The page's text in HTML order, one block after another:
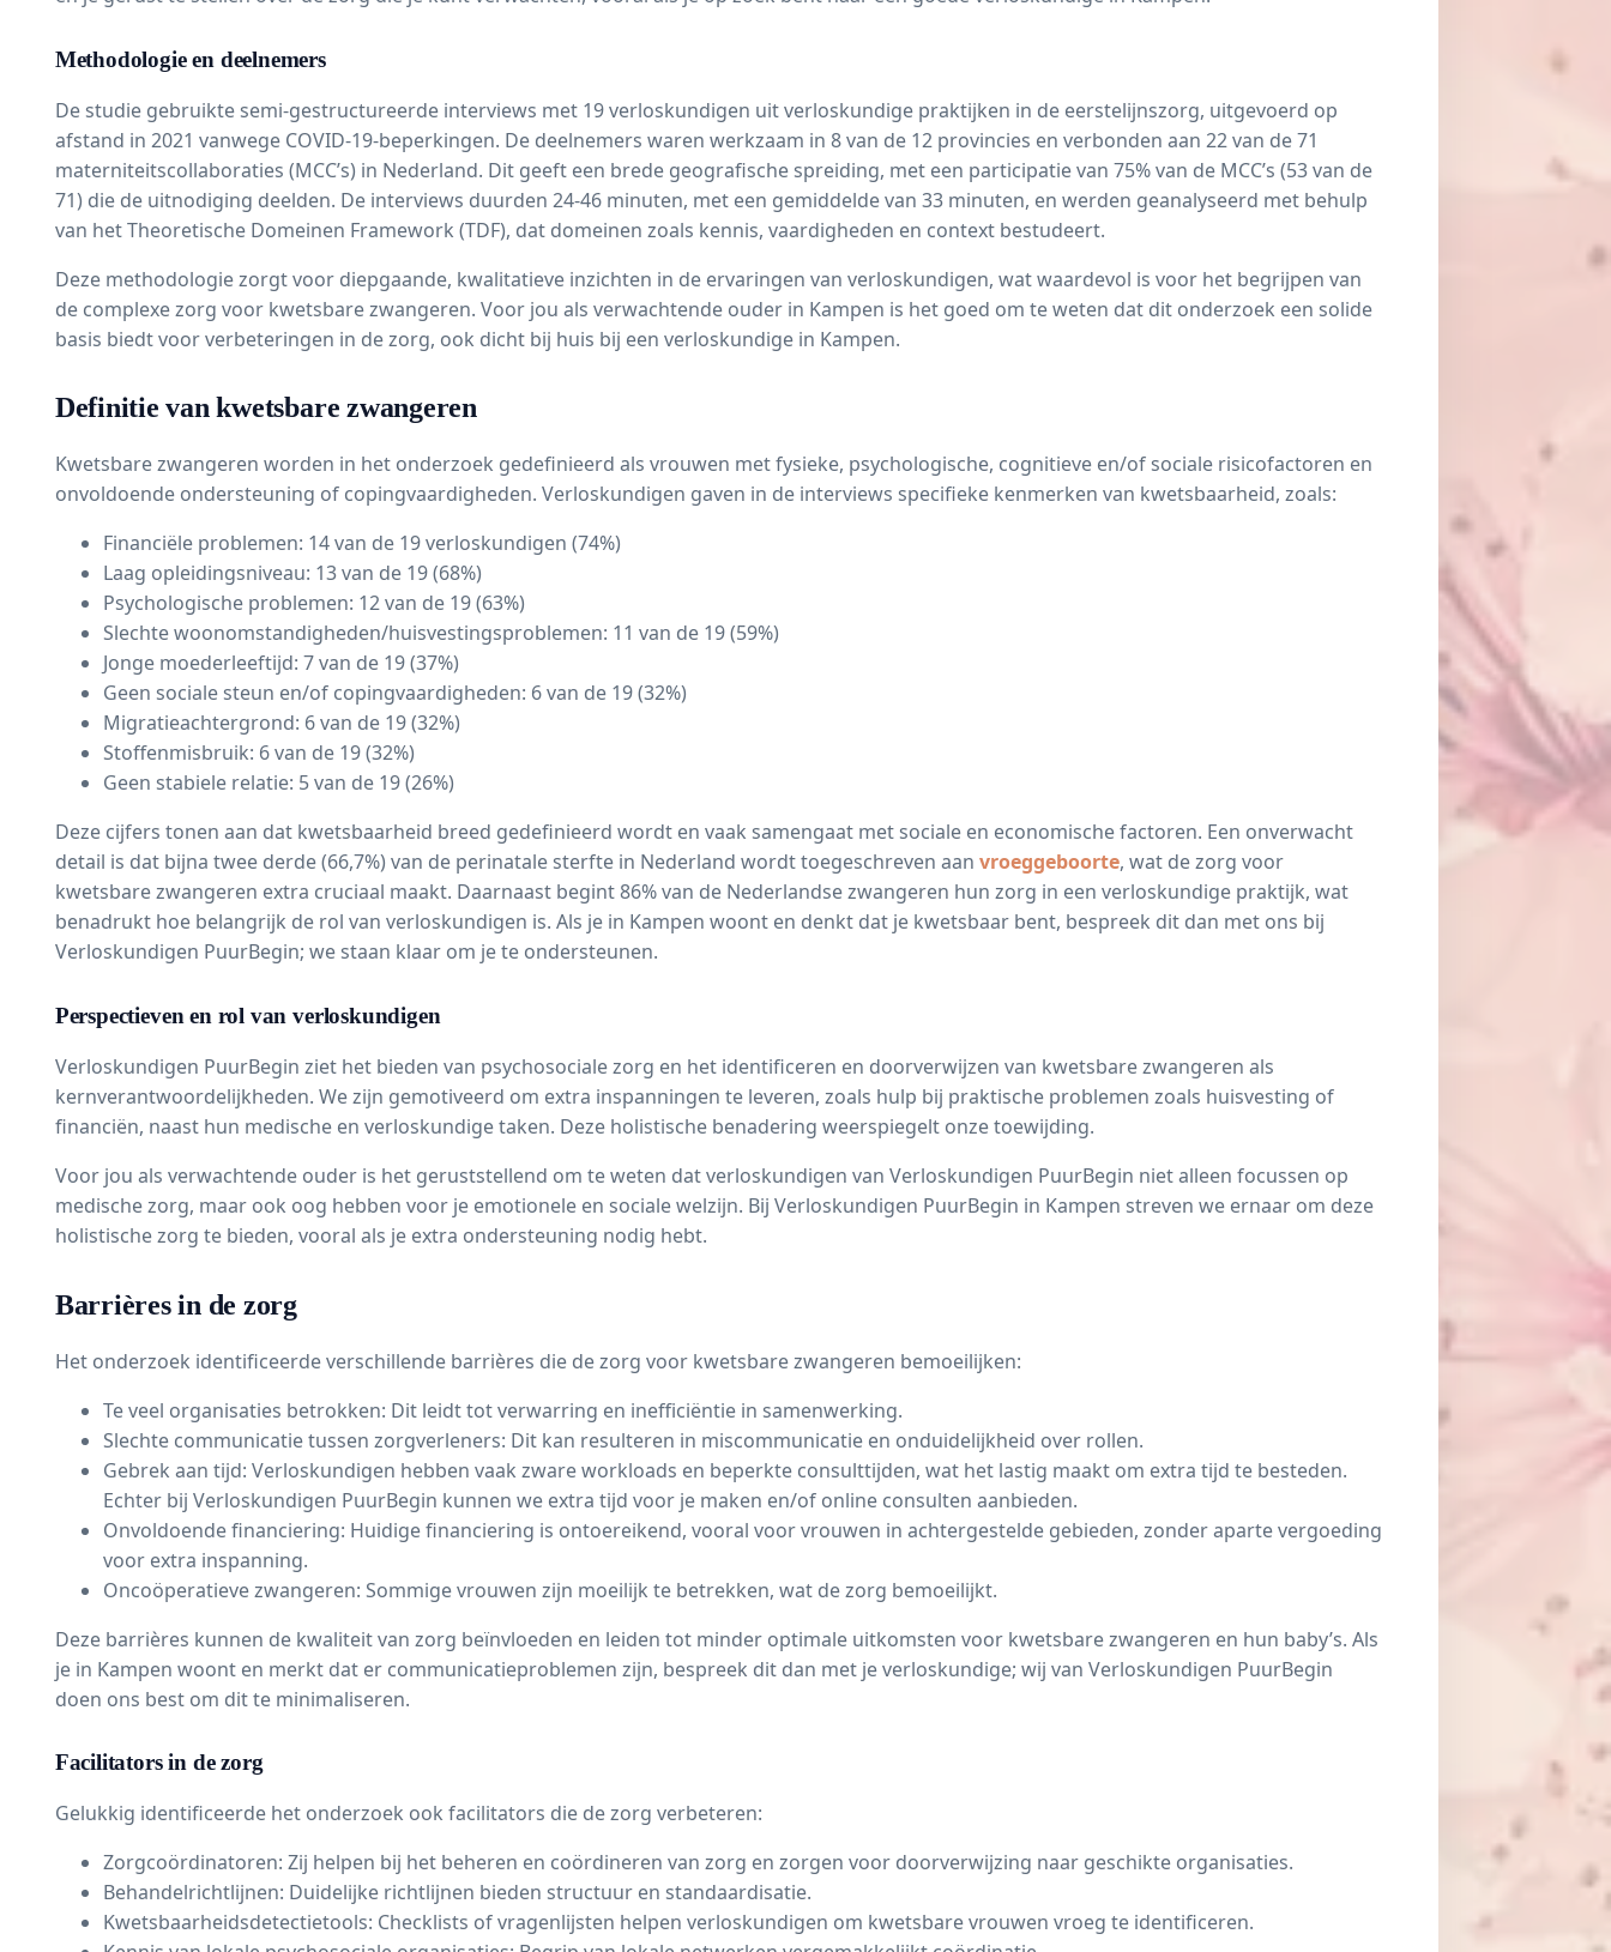
Methodologie en deelnemers
De studie gebruikte semi-gestructureerde interviews met 19 verloskundigen uit verloskundige praktijken in de eerstelijnszorg, uitgevoerd op
afstand in 2021 vanwege COVID-19-beperkingen. De deelnemers waren werkzaam in 8 van de 12 provincies en verbonden aan 22 van de 71
materniteitscollaboraties (MCC’s) in Nederland. Dit geeft een brede geografische spreiding, met een participatie van 75% van de MCC’s (53 van de
71) die de uitnodiging deelden. De interviews duurden 24-46 minuten, met een gemiddelde van 33 minuten, en werden geanalyseerd met behulp
van het Theoretische Domeinen Framework (TDF), dat domeinen zoals kennis, vaardigheden en context bestudeert.
Deze methodologie zorgt voor diepgaande, kwalitatieve inzichten in de ervaringen van verloskundigen, wat waardevol is voor het begrijpen van
de complexe zorg voor kwetsbare zwangeren. Voor jou als verwachtende ouder in Kampen is het goed om te weten dat dit onderzoek een solide
basis biedt voor verbeteringen in de zorg, ook dicht bij huis bij een verloskundige in Kampen.
Definitie van kwetsbare zwangeren
Kwetsbare zwangeren worden in het onderzoek gedefinieerd als vrouwen met fysieke, psychologische, cognitieve en/of sociale risicofactoren en
onvoldoende ondersteuning of copingvaardigheden. Verloskundigen gaven in de interviews specifieke kenmerken van kwetsbaarheid, zoals:
Financiële problemen: 14 van de 19 verloskundigen (74%)
Laag opleidingsniveau: 13 van de 19 (68%)
Psychologische problemen: 12 van de 19 (63%)
Slechte woonomstandigheden/huisvestingsproblemen: 11 van de 19 (59%)
Jonge moederleeftijd: 7 van de 19 (37%)
Geen sociale steun en/of copingvaardigheden: 6 van de 19 (32%)
Migratieachtergrond: 6 van de 19 (32%)
Stoffenmisbruik: 6 van de 19 (32%)
Geen stabiele relatie: 5 van de 19 (26%)
Deze cijfers tonen aan dat kwetsbaarheid breed gedefinieerd wordt en vaak samengaat met sociale en economische factoren. Een onverwacht
detail is dat bijna twee derde (66,7%) van de perinatale sterfte in Nederland wordt toegeschreven aan vroeggeboorte, wat de zorg voor
kwetsbare zwangeren extra cruciaal maakt. Daarnaast begint 86% van de Nederlandse zwangeren hun zorg in een verloskundige praktijk, wat
benadrukt hoe belangrijk de rol van verloskundigen is. Als je in Kampen woont en denkt dat je kwetsbaar bent, bespreek dit dan met ons bij
Verloskundigen PuurBegin; we staan klaar om je te ondersteunen.
Perspectieven en rol van verloskundigen
Verloskundigen PuurBegin ziet het bieden van psychosociale zorg en het identificeren en doorverwijzen van kwetsbare zwangeren als
kernverantwoordelijkheden. We zijn gemotiveerd om extra inspanningen te leveren, zoals hulp bij praktische problemen zoals huisvesting of
financiën, naast hun medische en verloskundige taken. Deze holistische benadering weerspiegelt onze toewijding.
Voor jou als verwachtende ouder is het geruststellend om te weten dat verloskundigen van Verloskundigen PuurBegin niet alleen focussen op
medische zorg, maar ook oog hebben voor je emotionele en sociale welzijn. Bij Verloskundigen PuurBegin in Kampen streven we ernaar om deze
holistische zorg te bieden, vooral als je extra ondersteuning nodig hebt.
Barrières in de zorg
Het onderzoek identificeerde verschillende barrières die de zorg voor kwetsbare zwangeren bemoeilijken:
Te veel organisaties betrokken: Dit leidt tot verwarring en inefficiëntie in samenwerking.
Slechte communicatie tussen zorgverleners: Dit kan resulteren in miscommunicatie en onduidelijkheid over rollen.
Gebrek aan tijd: Verloskundigen hebben vaak zware workloads en beperkte consulttijden, wat het lastig maakt om extra tijd te besteden.
Echter bij Verloskundigen PuurBegin kunnen we extra tijd voor je maken en/of online consulten aanbieden.
Onvoldoende financiering: Huidige financiering is ontoereikend, vooral voor vrouwen in achtergestelde gebieden, zonder aparte vergoeding
voor extra inspanning.
Oncoöperatieve zwangeren: Sommige vrouwen zijn moeilijk te betrekken, wat de zorg bemoeilijkt.
Deze barrières kunnen de kwaliteit van zorg beïnvloeden en leiden tot minder optimale uitkomsten voor kwetsbare zwangeren en hun baby’s. Als
je in Kampen woont en merkt dat er communicatieproblemen zijn, bespreek dit dan met je verloskundige; wij van Verloskundigen PuurBegin
doen ons best om dit te minimaliseren.
Facilitators in de zorg
Gelukkig identificeerde het onderzoek ook facilitators die de zorg verbeteren:
Zorgcoördinatoren: Zij helpen bij het beheren en coördineren van zorg en zorgen voor doorverwijzing naar geschikte organisaties.
Behandelrichtlijnen: Duidelijke richtlijnen bieden structuur en standaardisatie.
Kwetsbaarheidsdetectietools: Checklists of vragenlijsten helpen verloskundigen om kwetsbare vrouwen vroeg te identificeren.